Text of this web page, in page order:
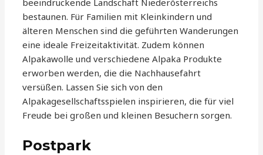
beeindruckende Landschaft Niederösterreichs
bestaunen. Für Familien mit Kleinkindern und
älteren Menschen sind die geführten Wanderungen
eine ideale Freizeitaktivität. Zudem können
Alpakawolle und verschiedene Alpaka Produkte
erworben werden, die die Nachhausefahrt
versüßen. Lassen Sie sich von den
Alpakagesellschaftsspielen inspirieren, die für viel
Freude bei großen und kleinen Besuchern sorgen.
Postpark